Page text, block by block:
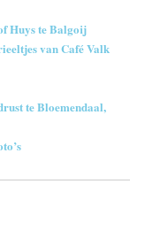
Huys te Balgoij
van Café Valk
te Bloemendaal,